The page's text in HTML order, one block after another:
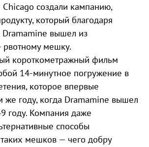
Chicago создали кампанию,
который благодаря
Dramamine вышел из
рвотному мешку.
короткометражный фильм
14-минутное погружение в
которое впервые
же году, когда Dramamine вышел
году. Компания даже
способы
мешков — чего добру